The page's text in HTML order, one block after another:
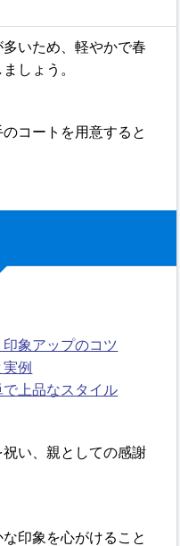
いため、軽やかで春
しょう。
コートを用意すると
象アップのコツ
例
上品なスタイル
い、親としての感謝
印象を心がけること